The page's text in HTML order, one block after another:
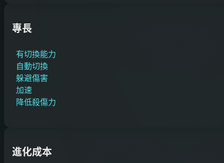
專長
有切換能力
自動切換
躲避傷害
加速
降低殺傷力
進化成本